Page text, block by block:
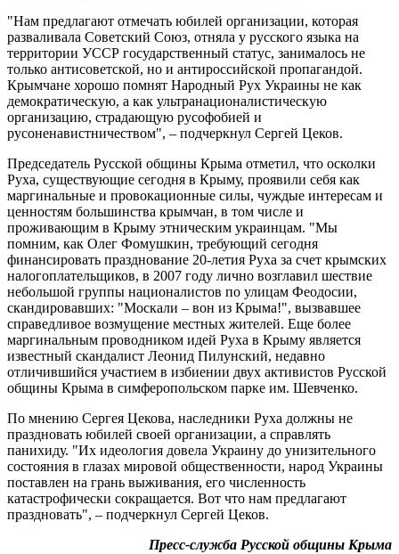
"Нам предлагают отмечать юбилей организации, которая
разваливала Советский Союз, отняла у русского языка на
территории УССР государственный статус, занималось не
только антисоветской, но и антироссийской пропагандой.
Крымчане хорошо помнят Народный Рух Украины не как
демократическую, а как ультранационалистическую
организацию, страдающую русофобией и
русоненавистничеством", – подчеркнул Сергей Цеков.
Председатель Русской общины Крыма отметил, что осколки
Руха, существующие сегодня в Крыму, проявили себя как
маргинальные и провокационные силы, чуждые интересам и
ценностям большинства крымчан, в том числе и
проживающим в Крыму этническим украинцам. "Мы
помним, как Олег Фомушкин, требующий сегодня
финансировать празднование 20-летия Руха за счет крымских
налогоплательщиков, в 2007 году лично возглавил шествие
небольшой группы националистов по улицам Феодосии,
скандировавших: "Москали – вон из Крыма!", вызвавшее
справедливое возмущение местных жителей. Еще более
маргинальным проводником идей Руха в Крыму является
известный скандалист Леонид Пилунский, недавно
отличившийся участием в избиении двух активистов Русской
общины Крыма в симферопольском парке им. Шевченко.
По мнению Сергея Цекова, наследники Руха должны не
праздновать юбилей своей организации, а справлять
панихиду. "Их идеология довела Украину до унизительного
состояния в глазах мировой общественности, народ Украины
поставлен на грань выживания, его численность
катастрофически сокращается. Вот что нам предлагают
праздновать", – подчеркнул Сергей Цеков.
Пресс-служба Русской общины Крыма